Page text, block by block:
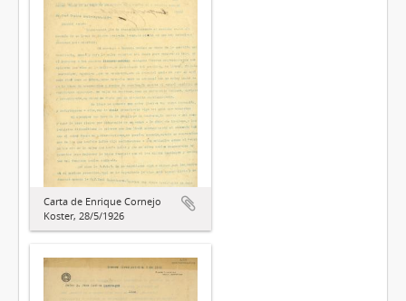
Carta de Enrique Cornejo
Koster, 28/5/1926